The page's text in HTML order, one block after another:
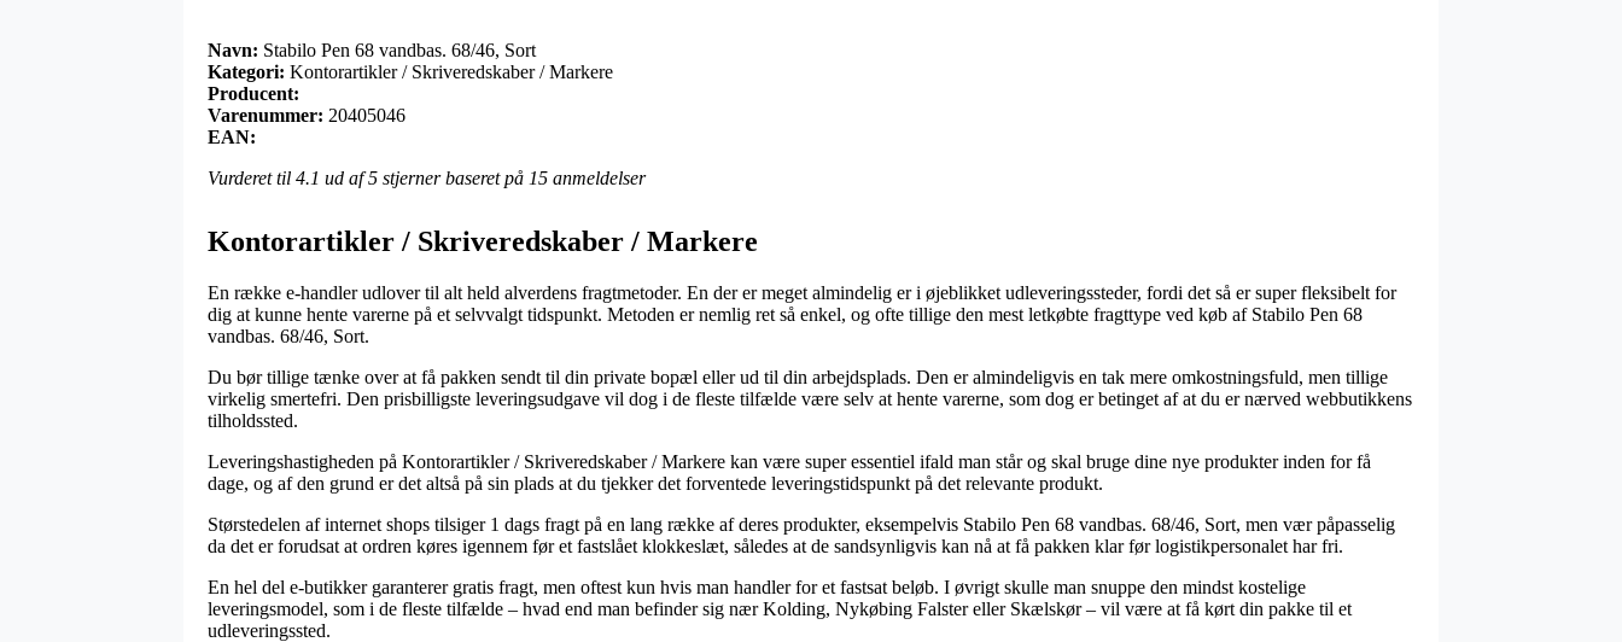
Navn: Stabilo Pen 68 vandbas. 68/46, Sort
Kategori: Kontorartikler / Skriveredskaber / Markere
Producent:
Varenummer: 20405046
EAN:
Vurderet til 4.1 ud af 5 stjerner baseret på 15 anmeldelser
Kontorartikler / Skriveredskaber / Markere
En række e-handler udlover til alt held alverdens fragtmetoder. En der er meget almindelig er i øjeblikket udleveringssteder, fordi det så er super fleksibelt for
dig at kunne hente varerne på et selvvalgt tidspunkt. Metoden er nemlig ret så enkel, og ofte tillige den mest letkøbte fragttype ved køb af Stabilo Pen 68
vandbas. 68/46, Sort.
Du bør tillige tænke over at få pakken sendt til din private bopæl eller ud til din arbejdsplads. Den er almindeligvis en tak mere omkostningsfuld, men tillige
virkelig smertefri. Den prisbilligste leveringsudgave vil dog i de fleste tilfælde være selv at hente varerne, som dog er betinget af at du er nærved webbutikkens
tilholdssted.
Leveringshastigheden på Kontorartikler / Skriveredskaber / Markere kan være super essentiel ifald man står og skal bruge dine nye produkter inden for få
dage, og af den grund er det altså på sin plads at du tjekker det forventede leveringstidspunkt på det relevante produkt.
Størstedelen af internet shops tilsiger 1 dags fragt på en lang række af deres produkter, eksempelvis Stabilo Pen 68 vandbas. 68/46, Sort, men vær påpasselig
da det er forudsat at ordren køres igennem før et fastslået klokkeslæt, således at de sandsynligvis kan nå at få pakken klar før logistikpersonalet har fri.
En hel del e-butikker garanterer gratis fragt, men oftest kun hvis man handler for et fastsat beløb. I øvrigt skulle man snuppe den mindst kostelige
leveringsmodel, som i de fleste tilfælde – hvad end man befinder sig nær Kolding, Nykøbing Falster eller Skælskør – vil være at få kørt din pakke til et
udleveringssted.